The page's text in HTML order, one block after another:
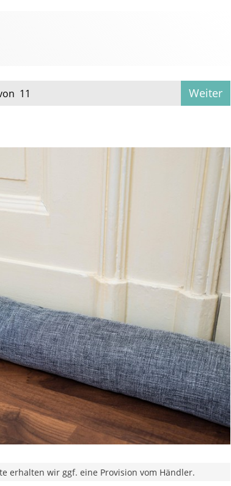
11 Weiter
erhalten wir ggf. eine Provision vom Händler.